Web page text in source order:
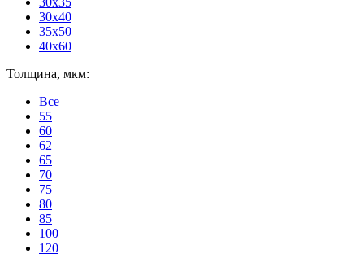
30x40
35x50
40x60
Толщина, мкм:
Все
55
60
62
65
70
75
80
85
100
120